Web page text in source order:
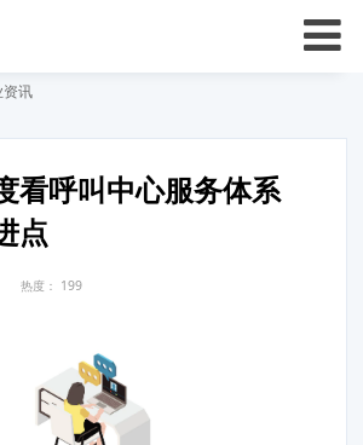
资讯
看呼叫中心服务体系
点
热度： 199